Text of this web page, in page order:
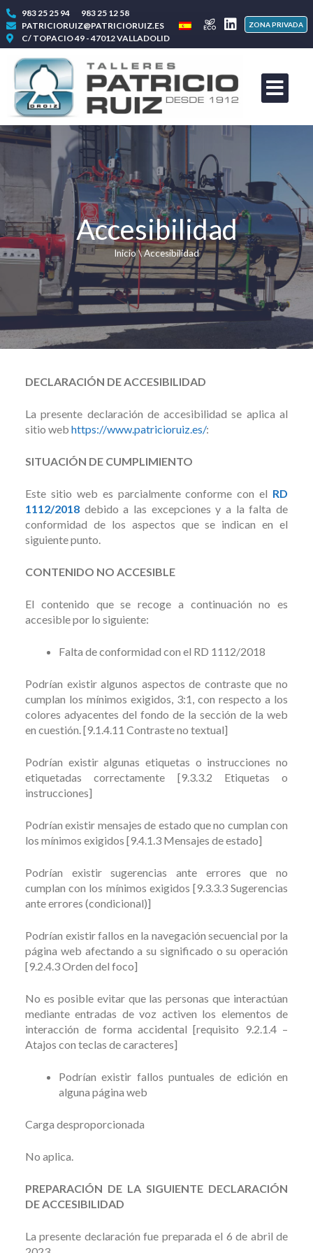
983 25 25 94
983 25 12 58
PATRICIORUIZ@PATRICIORUIZ.ES
C/ TOPACIO 49 - 47012 VALLADOLID
ZONA PRIVADA
Accesibilidad
Inicio\Accesibilidad
DECLARACIÓN DE ACCESIBILIDAD
La presente declaración de accesibilidad se aplica al
sitio web https://www.patricioruiz.es/:
SITUACIÓN DE CUMPLIMIENTO
Este sitio web es parcialmente conforme con el RD
1112/2018 debido a las excepciones y a la falta de
conformidad de los aspectos que se indican en el
siguiente punto.
CONTENIDO NO ACCESIBLE
El contenido que se recoge a continuación no es
accesible por lo siguiente:
Falta de conformidad con el RD 1112/2018
Podrían existir algunos aspectos de contraste que no
cumplan los mínimos exigidos, 3:1, con respecto a los
colores adyacentes del fondo de la sección de la web
en cuestión. [9.1.4.11 Contraste no textual]
Podrían existir algunas etiquetas o instrucciones no
etiquetadas correctamente [9.3.3.2 Etiquetas o
instrucciones]
Podrían existir mensajes de estado que no cumplan con
los mínimos exigidos [9.4.1.3 Mensajes de estado]
Podrían existir sugerencias ante errores que no
cumplan con los mínimos exigidos [9.3.3.3 Sugerencias
ante errores (condicional)]
Podrían existir fallos en la navegación secuencial por la
página web afectando a su significado o su operación
[9.2.4.3 Orden del foco]
No es posible evitar que las personas que interactúan
mediante entradas de voz activen los elementos de
interacción de forma accidental [requisito 9.2.1.4 –
Atajos con teclas de caracteres]
Podrían existir fallos puntuales de edición en
alguna página web
Carga desproporcionada
No aplica.
PREPARACIÓN DE LA SIGUIENTE DECLARACIÓN
DE ACCESIBILIDAD
La presente declaración fue preparada el 6 de abril de